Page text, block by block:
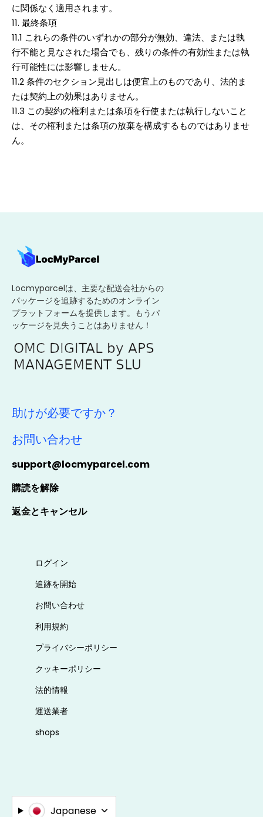
に関係なく適用されます。
11. 最終条項
11.1 これらの条件のいずれかの部分が無効、違法、または執
行不能と見なされた場合でも、残りの条件の有効性または執
行可能性には影響しません。
11.2 条件のセクション見出しは便宜上のものであり、法的ま
たは契約上の効果はありません。
11.3 この契約の権利または条項を行使または執行しないこと
は、その権利または条項の放棄を構成するものではありませ
ん。
Locmyparcelは、主要な配送会社からの
パッケージを追跡するためのオンライン
プラットフォームを提供します。もうパ
ッケージを見失うことはありません！
助けが必要ですか？
お問い合わせ
support@locmyparcel.com
購読を解除
返金とキャンセル
ログイン
追跡を開始
お問い合わせ
利用規約
プライバシーポリシー
クッキーポリシー
法的情報
運送業者
shops
Japanese